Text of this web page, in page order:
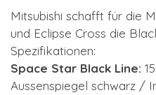
Mitsubishi schafft für die
und Eclipse Cross die
Spezifikationen:
Space Star Black Line:
Aussenspiegel schwarz /